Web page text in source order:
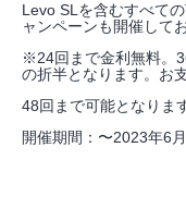
Levo SLを含むすべて
ャンペーンも開催して
※24回まで金利無料。
の折半となります。お
48回まで可能となりま
開催期間：〜2023年6